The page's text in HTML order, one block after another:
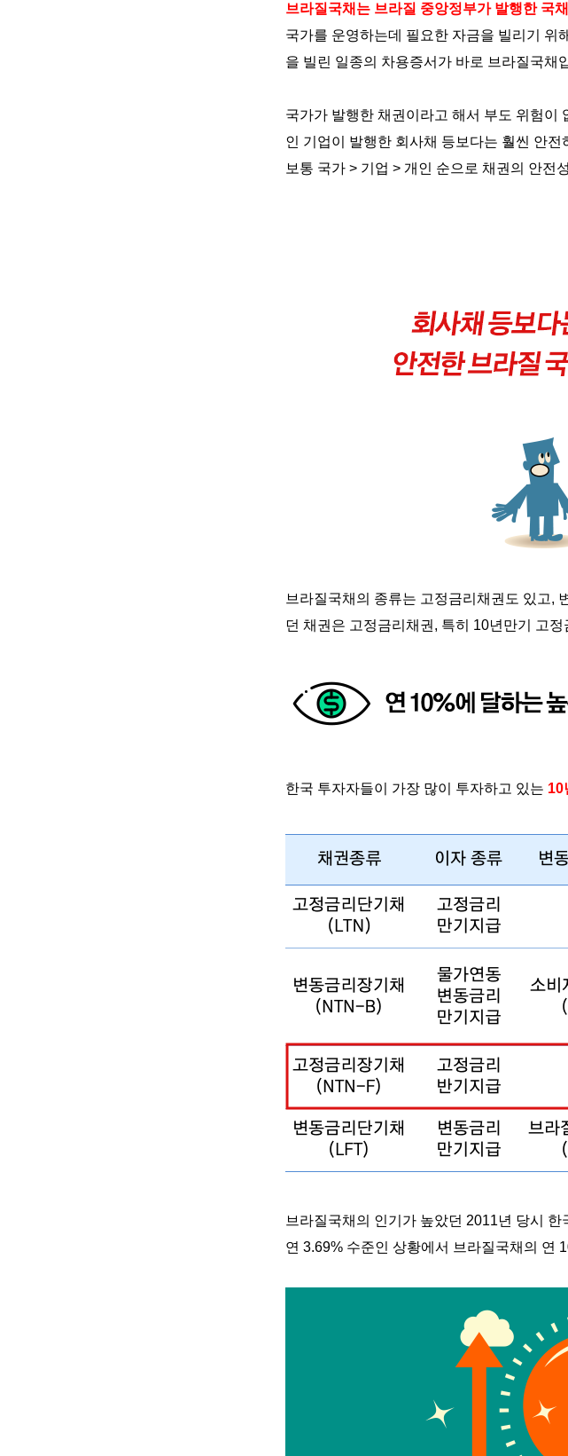
브라질국채는 브라질 중앙정부가 발행한 국
국가를 운영하는데 필요한 자금을 빌리기 위
을 빌린 일종의 차용증서가 바로 브라질국채
국가가 발행한 채권이라고 해서 부도 위험이
인 기업이 발행한 회사채 등보다는 훨씬 안전
보통 국가 > 기업 > 개인 순으로 채권의 안전
브라질국채의 종류는 고정금리채권도 있고,
던 채권은 고정금리채권 , 특히 10년만기 고정
한국 투자자들이 가장 많이 투자하고 있는 10
브라질국채의 인기가 높았던 2011년 당시 한
연 3.69% 수준인 상황에서 브라질국채의 연